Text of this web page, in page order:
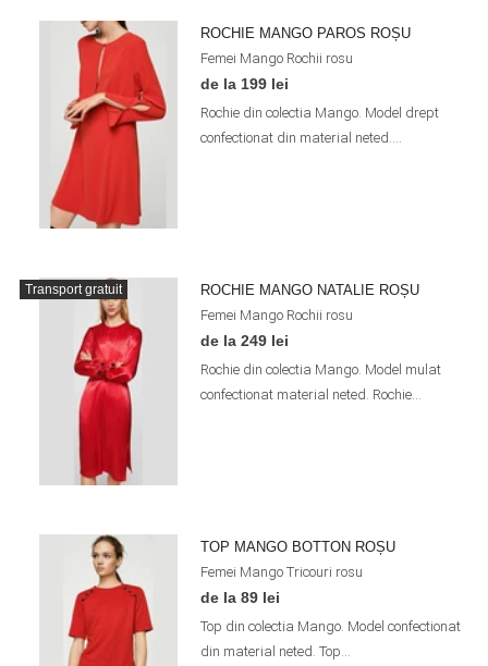
ROCHIE MANGO PAROS ROȘU
Femei Mango Rochii rosu
de la 199 lei
Rochie din colectia Mango. Model drept
confectionat din material neted....
Transport gratuit
ROCHIE MANGO NATALIE ROȘU
Femei Mango Rochii rosu
de la 249 lei
Rochie din colectia Mango. Model mulat
confectionat material neted. Rochie...
TOP MANGO BOTTON ROȘU
Femei Mango Tricouri rosu
de la 89 lei
Top din colectia Mango. Model confectionat
din material neted. Top...